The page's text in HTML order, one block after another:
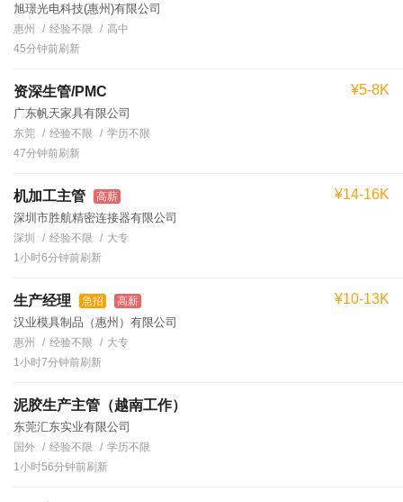
旭璟光电科技(惠州)有限公司
惠州 经验不限
高中
45分钟前刷新
资深生管/PMC
广东帆天家具有限公司
¥5-8K
东莞 经验不限
学历不限
47分钟前刷新
机加工主管 高薪
深圳市胜航精密连接器有限公司
¥14-16K
深圳 经验不限
大专
1小时6分钟前刷新
生产经理 急招 高薪
汉业模具制品（惠州）有限公司
¥10-13K
惠州 经验不限
大专
1小时7分钟前刷新
泥胶生产主管（越南工作）
东莞汇东实业有限公司
国外 经验不限
学历不限
1小时56分钟前刷新